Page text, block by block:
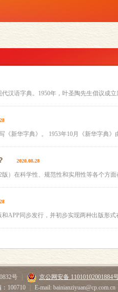
代汉语字典。1950年，叶圣陶先生倡议成
《新华字典》。 1953年10月《新华字典
2020.08.28
）在科学性、规范性和实用性等各个方
和APP同步发行，并初步实现两种出版形
号
京公网安备 11010102001884
100710
E-mail: bainianziyuan@cp.com.cn